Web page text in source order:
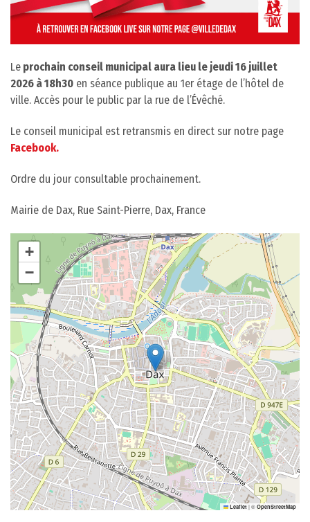
Le prochain conseil municipal aura lieu le jeudi 16 juillet
2026 à 18h30 en séance publique au 1er étage de l’hôtel de
ville. Accès pour le public par la rue de l’Évêché.
Le conseil municipal est retransmis en direct sur notre page
Facebook.
Ordre du jour consultable prochainement.
Mairie de Dax, Rue Saint-Pierre, Dax, France
+
−
Leaflet |© OpenStreetMap